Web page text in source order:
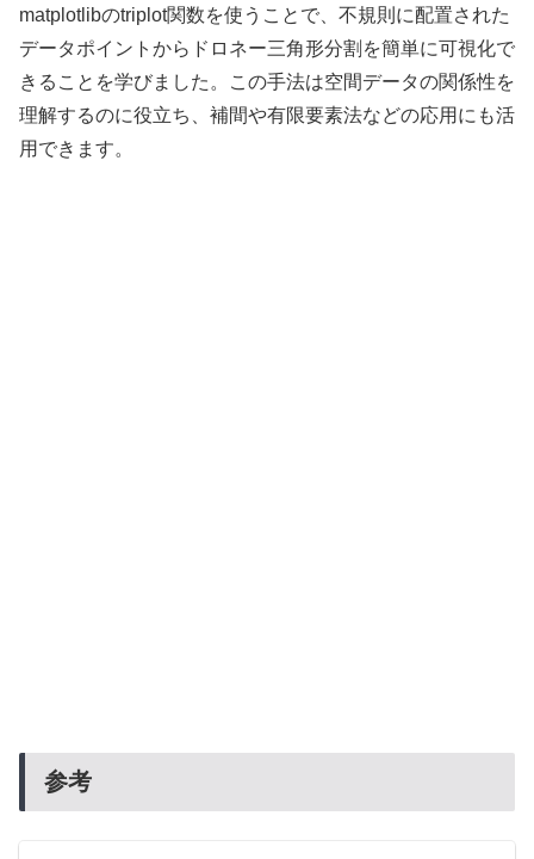
matplotlibのtriplot関数を使うことで、不規則に配置された
データポイントからドロネー三角形分割を簡単に可視化で
きることを学びました。この手法は空間データの関係性を
理解するのに役立ち、補間や有限要素法などの応用にも活
用できます。
参考